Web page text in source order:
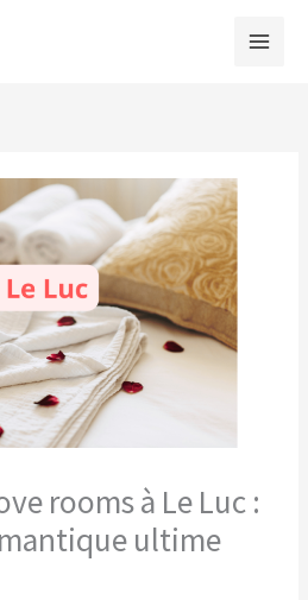
rooms à Le Luc :
ultime